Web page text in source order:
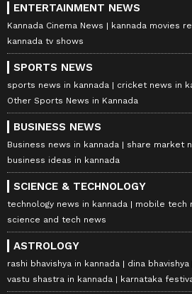
ENTERTAINMENT NEWS
Kannada Cinema News kannada movies
kannada tv shows
SPORTS NEWS
sports news in kannada
cricket news in
Other Sports News in Kannada
BUSINESS NEWS
Business news in kannada
share market
business ideas in kannada
SCIENCE & TECHNOLOGY
technology news in kannada
mobile tech
science and tech news
ASTROLOGY
rashi bhavishya in kannada dina bhavishya
vastu shastra in kannada
karnataka